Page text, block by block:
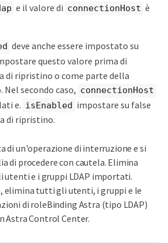
e il valore di connectionHost è
deve anche essere impostato su
questo valore prima di
di ripristino o come parte della
secondo caso, connectionHost
e. isEnabled impostare su false
di ripristino.
di un'operazione di interruzione e si
di procedere con cautela. Elimina
e i gruppi LDAP importati.
elimina tutti gli utenti, i gruppi e le
di roleBinding Astra (tipo LDAP)
Astra Control Center.